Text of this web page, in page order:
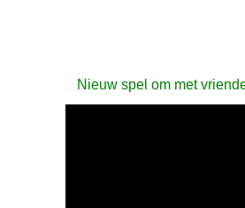
Nieuw spel om met